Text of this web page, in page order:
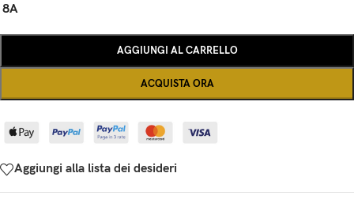
8A
AGGIUNGI AL CARRELLO
ACQUISTA ORA
Aggiungi alla lista dei desideri